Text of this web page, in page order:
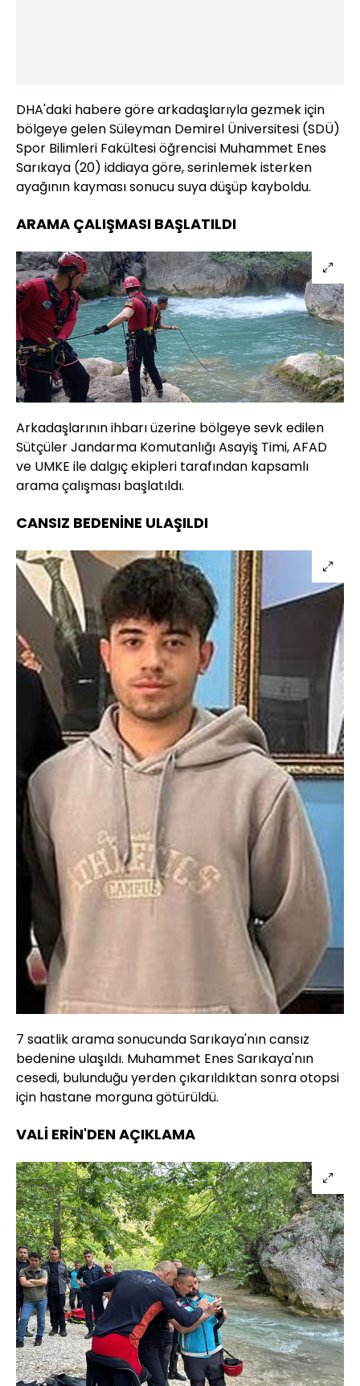
DHA'daki habere göre arkadaşlarıyla gezmek için
bölgeye gelen Süleyman Demirel Üniversitesi (SDÜ)
Spor Bilimleri Fakültesi öğrencisi Muhammet Enes
Sarıkaya (20) iddiaya göre, serinlemek isterken
ayağının kayması sonucu suya düşüp kayboldu.
ARAMA ÇALIŞMASI BAŞLATILDI
Arkadaşlarının ihbarı üzerine bölgeye sevk edilen
Sütçüler Jandarma Komutanlığı Asayiş Timi, AFAD
ve UMKE ile dalgıç ekipleri tarafından kapsamlı
arama çalışması başlatıldı.
CANSIZ BEDENİNE ULAŞILDI
7 saatlik arama sonucunda Sarıkaya'nın cansız
bedenine ulaşıldı. Muhammet Enes Sarıkaya'nın
cesedi, bulunduğu yerden çıkarıldıktan sonra otopsi
için hastane morguna götürüldü.
VALİ ERİN'DEN AÇIKLAMA